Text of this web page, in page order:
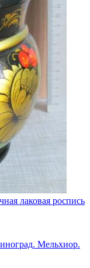
лаковая роспись
Мельхиор.